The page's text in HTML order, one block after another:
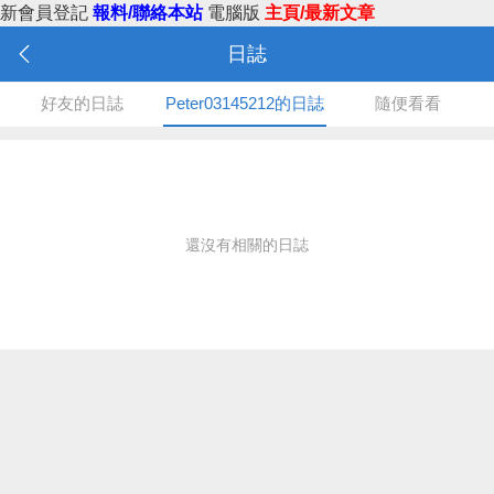
新會員登記 報料/聯絡本站 電腦版 主頁/最新文章
日誌
好友的日誌 Peter03145212的日誌 隨便看看
還沒有相關的日誌